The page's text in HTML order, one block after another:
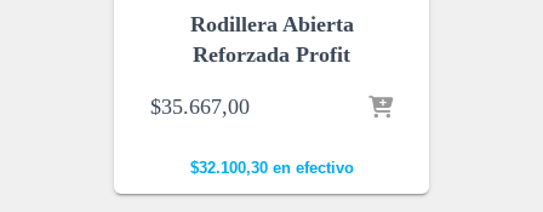
Rodillera Abierta
Reforzada Profit
$35.667,00
$32.100,30en efectivo